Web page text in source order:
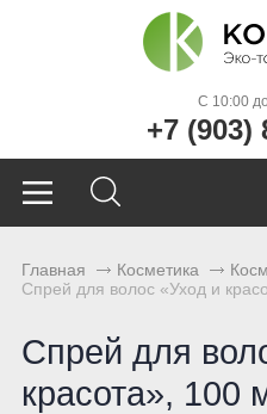
C 10:00
+7 (903)
Главная Косметика
Спрей для волос «Уход и
Спрей для
красота», 100